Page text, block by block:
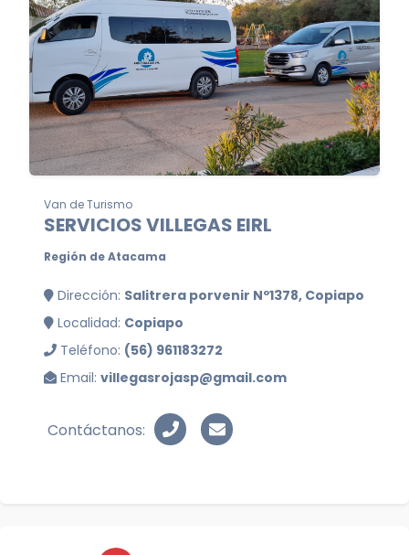
Van de Turismo
SERVICIOS VILLEGAS EIRL
Región de Atacama
Dirección: Salitrera porvenir Nº1378, Copiapo
Localidad: Copiapo
Teléfono: (56) 961183272
Email: villegasrojasp@gmail.com
Contáctanos: